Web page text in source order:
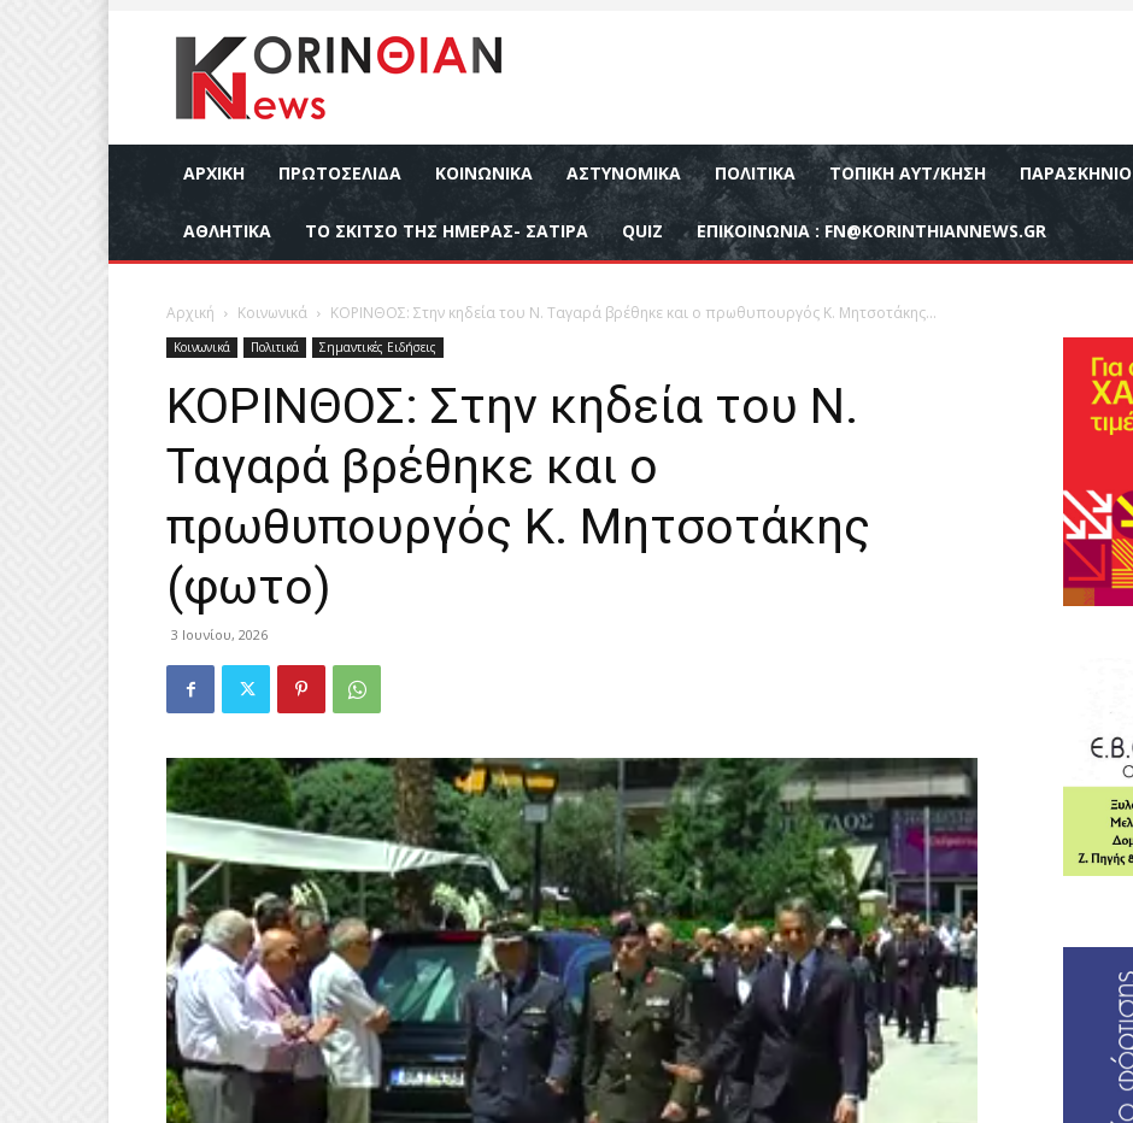
ΑΡΧΙΚΉ ΠΡΩΤΟΣΕΛΙΔΑ ΚΟΙΝΩΝΙΚΆ ΑΣΤΥΝΟΜΙΚΆ ΠΟΛΙΤΙΚΆ ΤΟΠΙΚΉ ΑΥΤ/ΚΗΣΗ ΠΑΡΑΣΚΉΝΙΟ
ΑΘΛΗΤΙΚΆ ΤΟ ΣΚΙΤΣΟ ΤΗΣ ΗΜΕΡΑΣ- ΣΑΤΙΡΑ QUIZ ΕΠΙΚΟΙΝΩΝΊΑ : FN@KORINTHIANNEWS.GR
Αρχική Κοινωνικά ΚΟΡΙΝΘΟΣ: Στην κηδεία του Ν. Ταγαρά βρέθηκε και ο πρωθυπουργός Κ. Μητσοτάκης...
Κοινωνικά Πολιτικά Σημαντικές Ειδήσεις
ΚΟΡΙΝΘΟΣ: Στην κηδεία του Ν.
Ταγαρά βρέθηκε και ο
πρωθυπουργός Κ. Μητσοτάκης
(φωτο)
3 Ιουνίου, 2026